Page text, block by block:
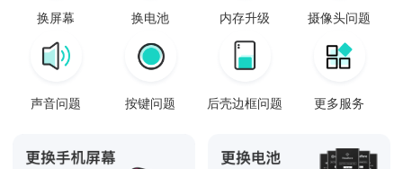
换屏幕 换电池 内存升级 摄像头问题
声音问题 按键问题 后壳边框问题 更多服务